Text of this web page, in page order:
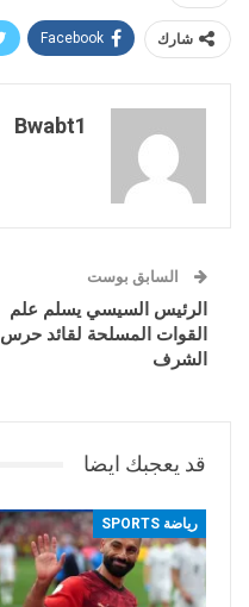
شارك Facebook
Bwabt1
السابق بوست
الرئيس السيسي يسلم علم
القوات المسلحة لقائد حرس
الشرف
قد يعجبك ايضا
رياضة SPORTS